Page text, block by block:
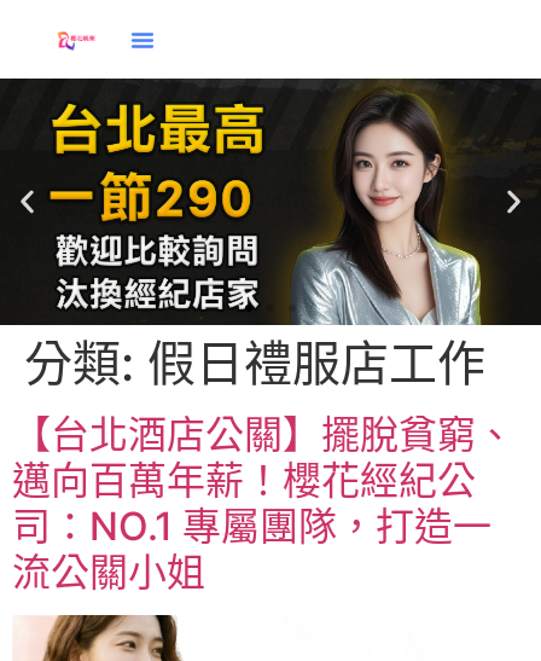
應徵
分類: 假日禮服店工作
【台北酒店公關】擺脫貧窮、
邁向百萬年薪！櫻花經紀公
司：NO.1 專屬團隊，打造一
流公關小姐